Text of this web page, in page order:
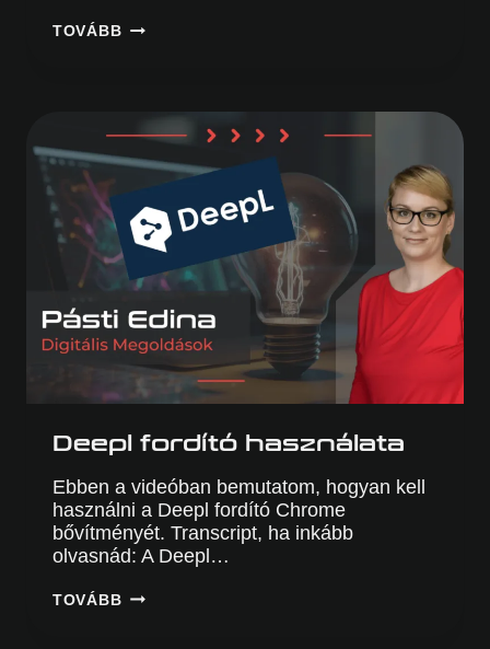
TOVÁBB ÚTMUTATÓ
KÉSZÍTÉSHEZ:
MINDEN,
AMIT
TUDNOD
KELL
Deepl fordító használata
Ebben a videóban bemutatom, hogyan kell
használni a Deepl fordító Chrome
bővítményét. Transcript, ha inkább
olvasnád: A Deepl…
TOVÁBB DEEPL